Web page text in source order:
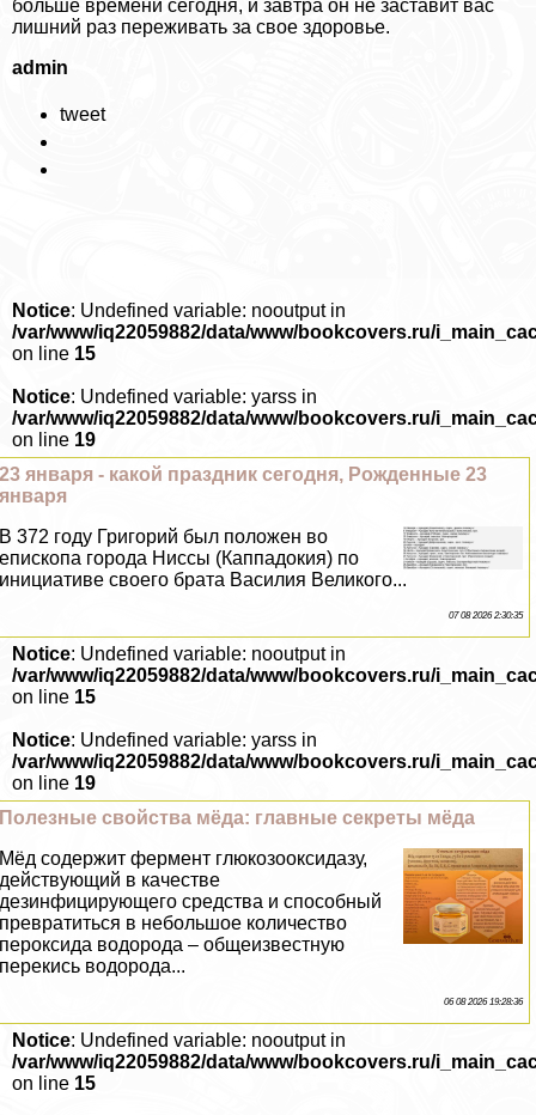
больше времени сегодня, и завтра он не заставит вас
лишний раз переживать за свое здоровье.
admin
tweet
Notice: Undefined variable: nooutput in
/var/www/iq22059882/data/www/bookcovers.ru/
on line 15
Notice: Undefined variable: yarss in
/var/www/iq22059882/data/www/bookcovers.ru/
on line 19
23 января - какой праздник сегодня, Рожденные 23
января
В 372 году Григорий был положен во
епископа города Ниссы (Каппадокия) по
инициативе своего брата Василия Великого...
07 08 2026 2:30:35
Notice: Undefined variable: nooutput in
/var/www/iq22059882/data/www/bookcovers.ru/
on line 15
Notice: Undefined variable: yarss in
/var/www/iq22059882/data/www/bookcovers.ru/
on line 19
Полезные свойства мёда: главные секреты мёда
Мёд содержит фермент глюкозооксидазу,
действующий в качестве
дезинфицирующего средства и способный
превратиться в небольшое количество
пероксида водорода – общеизвестную
перекись водорода...
06 08 2026 19:28:36
Notice: Undefined variable: nooutput in
/var/www/iq22059882/data/www/bookcovers.ru/
on line 15